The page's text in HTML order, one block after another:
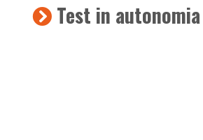
Test in